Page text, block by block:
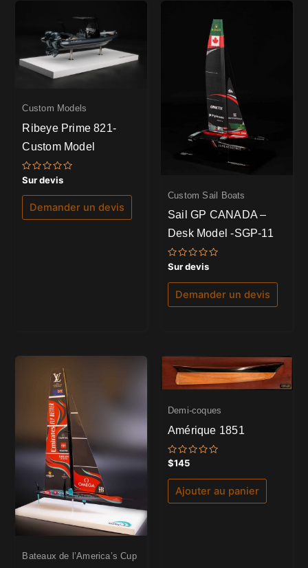
Custom Models
Ribeye Prime 821-
Custom Model
Note
0
sur
Sur devis
Demander un devis
Custom Sail Boats
Sail GP CANADA –
Desk Model -SGP-11
Note
0
sur
Sur devis
Demander un devis
Bateaux de l’America’s Cup
Demi-coques
Amérique 1851
Note
0
sur
$145
Ajouter au panier